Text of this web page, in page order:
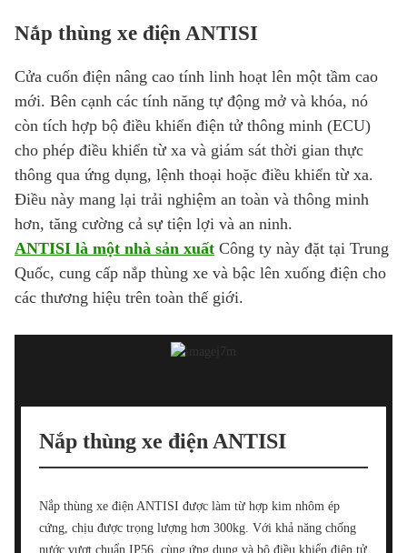
Nắp thùng xe điện ANTISI
Cửa cuốn điện nâng cao tính linh hoạt lên một tầm cao
mới. Bên cạnh các tính năng tự động mở và khóa, nó
còn tích hợp bộ điều khiển điện tử thông minh (ECU)
cho phép điều khiển từ xa và giám sát thời gian thực
thông qua ứng dụng, lệnh thoại hoặc điều khiển từ xa.
Điều này mang lại trải nghiệm an toàn và thông minh
hơn, tăng cường cả sự tiện lợi và an ninh.
ANTISI là một nhà sản xuấtCông ty này đặt tại Trung
Quốc, cung cấp nắp thùng xe và bậc lên xuống điện cho
các thương hiệu trên toàn thế giới.
Nắp thùng xe điện ANTISI
Nắp thùng xe điện ANTISI được làm từ hợp kim nhôm ép
cứng, chịu được trọng lượng hơn 300kg. Với khả năng chống
nước vượt chuẩn IP56, cùng ứng dụng và bộ điều khiển điện tử